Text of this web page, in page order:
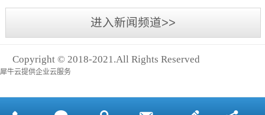
届毕业生，重点院校应届毕
业生优先；回国一年内取得
国家教育部出具的学历（学
三、招聘流程（一）个人报
息部部长赵磊，中陕核核盛
公司执行董事张鹏，核盛公
执行董事李奎等陪同调研。
进入新闻频道>>
Copyright © 2018-2021.All Rights Reserved
犀牛云提供企业云服务